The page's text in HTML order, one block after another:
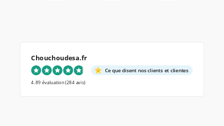
Chouchoudesa.fr
Ce que disent nos clients et clientes
4.89 évaluation(284 avis)